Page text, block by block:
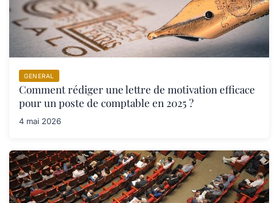
GENERAL
Comment rédiger une lettre de motivation efficace
pour un poste de comptable en 2025 ?
4 mai 2026